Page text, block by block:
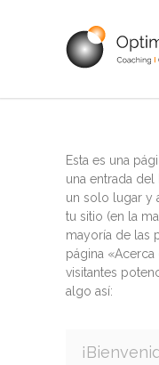
Esta es una
una entrada
un solo lugar y
tu sitio (en la
mayoría de las
página
visitantes
algo así: